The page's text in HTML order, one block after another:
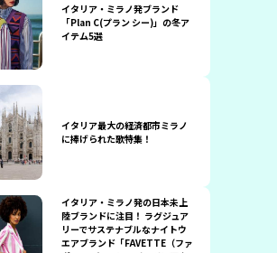
イタリア・ミラノ発ブランド
「Plan C(プラン シー)」の冬ア
イテム5選
イタリア最大の経済都市ミラノ
に捧げられた歌特集！
イタリア・ミラノ発の日本未上
陸ブランドに注目！ ラグジュア
リーでサステナブルなナイトウ
エアブランド「FAVETTE（ファ